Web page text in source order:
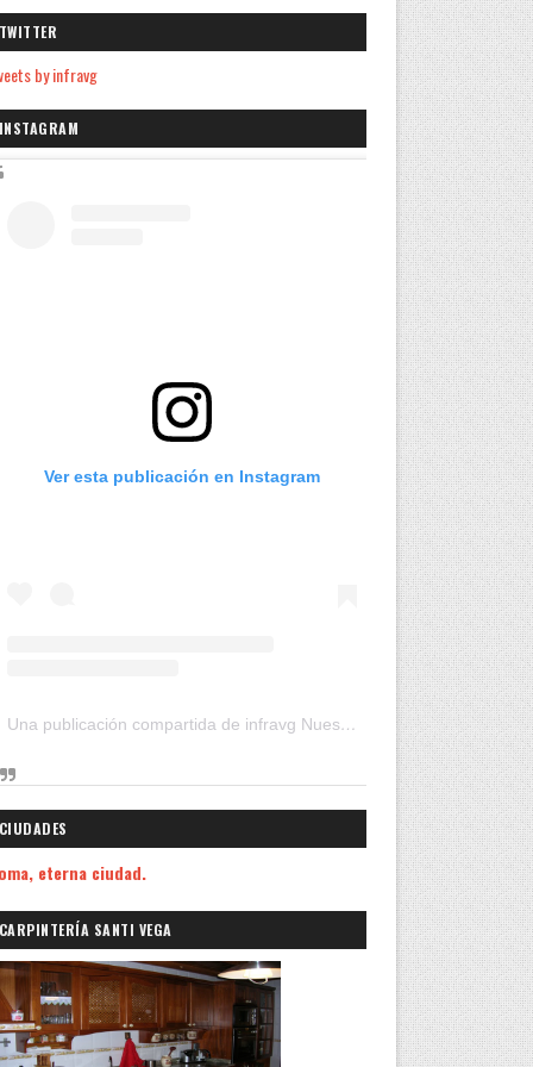
by infravg
Ver esta publicación en Instagram
Una publicación compartida de infravg Nuestros Viajes (@infravg)
eterna ciudad.
SANTI VEGA